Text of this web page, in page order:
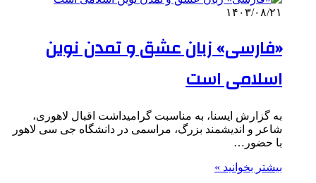
۱۴۰۳/۰۸/۲۱
«فارسی» زبان عشق و تمدن نوین
اسلامی است
به گزارش ایسنا، به مناسبت گرامیداشت اقبال لاهوری،
شاعر و اندیشمند بزرگ، مراسمی در دانشگاه جی سی لاهور
با حضور…
بیشتر بخوانید »